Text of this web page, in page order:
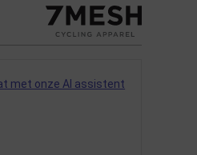
met onze AI assistent